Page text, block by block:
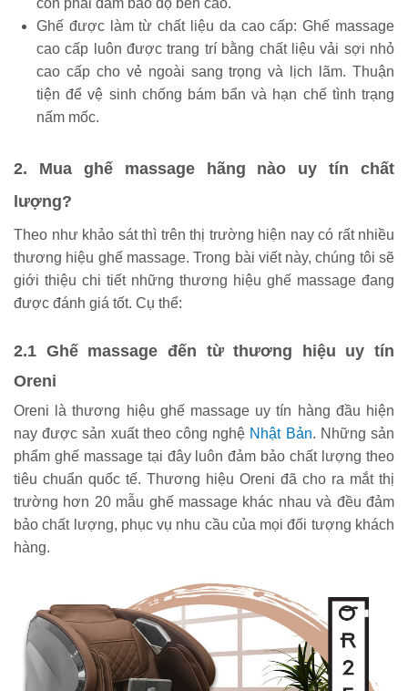
còn phải đảm bảo độ bền cao.
Ghế được làm từ chất liệu da cao cấp: Ghế massage
cao cấp luôn được trang trí bằng chất liệu vải sợi nhỏ
cao cấp cho vẻ ngoài sang trọng và lịch lãm. Thuận
tiện để vệ sinh chống bám bẩn và hạn chế tình trạng
nấm mốc.
2. Mua ghế massage hãng nào uy tín chất
lượng?
Theo như khảo sát thì trên thị trường hiện nay có rất nhiều
thương hiệu ghế massage. Trong bài viết này, chúng tôi sẽ
giới thiệu chi tiết những thương hiệu ghế massage đang
được đánh giá tốt. Cụ thể:
2.1 Ghế massage đến từ thương hiệu uy tín
Oreni
Oreni là thương hiệu ghế massage uy tín hàng đầu hiện
nay được sản xuất theo công nghệ Nhật Bản. Những sản
phẩm ghế massage tại đây luôn đảm bảo chất lượng theo
tiêu chuẩn quốc tế. Thương hiệu Oreni đã cho ra mắt thị
trường hơn 20 mẫu ghế massage khác nhau và đều đảm
bảo chất lượng, phục vụ nhu cầu của mọi đối tượng khách
hàng.